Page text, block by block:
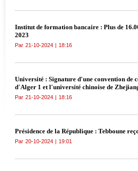
Institut de formation bancaire : Plus de
2023
Par 21-10-2024 | 18:16
Université : Signature d'une convention de
d'Alger 1 et l'université chinoise de
Par 21-10-2024 | 18:16
Présidence de la République : Tebboune
Par 20-10-2024 | 19:01